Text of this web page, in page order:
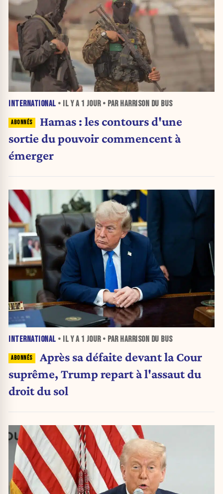
INTERNATIONAL • IL Y A 1 JOUR• PAR HARRISON DU BUS
Hamas : les contours d'une
sortie du pouvoir commencent à
émerger
INTERNATIONAL • IL Y A 1 JOUR• PAR HARRISON DU BUS
Après sa défaite devant la Cour
suprême, Trump repart à l'assaut du
droit du sol